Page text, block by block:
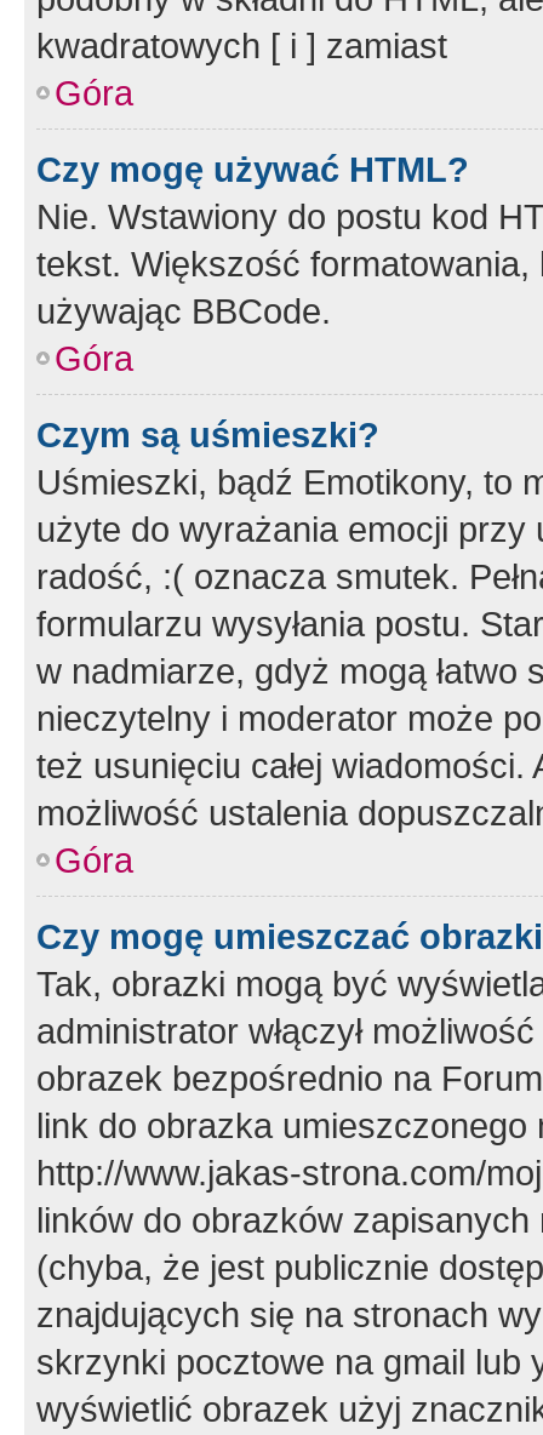
kwadratowych [ i ] zamiast
Góra
Czy mogę używać HTML?
Nie. Wstawiony do postu kod
tekst. Większość
używając BBCode.
Góra
Czym są uśmieszki?
Uśmieszki, bądź Emotikony, to
użyte do wyrażania emocji
radość, :( oznacza smutek.
formularzu wysyłania postu.
w nadmiarze, gdyż mogą
nieczytelny i moderator może
też usunięciu całej
możliwość ustalenia
Góra
Czy mogę umieszczać
Tak, obrazki mogą być
administrator włączył
obrazek bezpośrednio na
link do obrazka
http://www.jakas-strona.com/
linków do obrazków
(chyba, że jest publicznie
znajdujących się na stronach
skrzynki pocztowe na gmail lub
wyświetlić obrazek użyj